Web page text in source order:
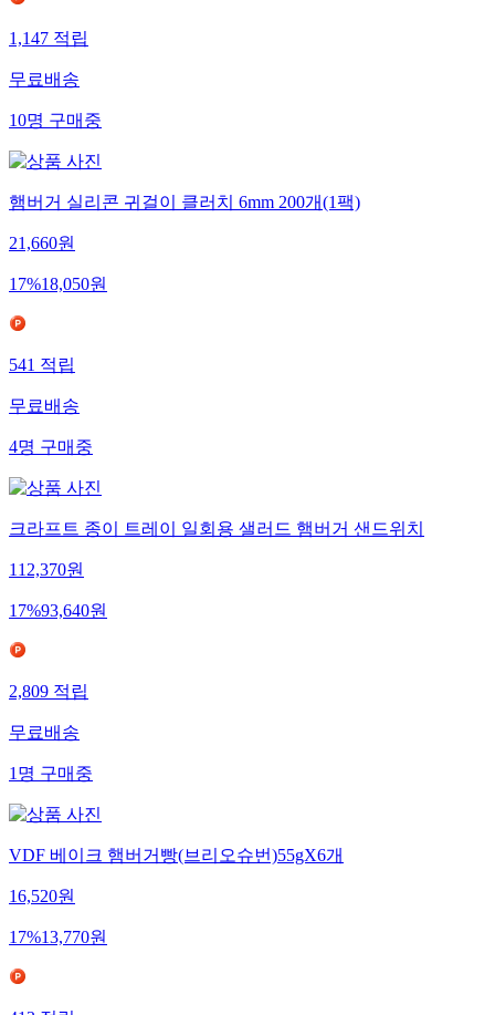
1,147적립
무료배송
10명구매중
햄버거 실리콘 귀걸이 클러치 6mm 200개(1팩)
21,660원
17%18,050원
541적립
무료배송
4명구매중
크라프트 종이 트레이 일회용 샐러드 햄버거 샌드위치
112,370원
17%93,640원
2,809적립
무료배송
1명구매중
VDF 베이크 햄버거빵(브리오슈번)55gX6개
16,520원
17%13,770원